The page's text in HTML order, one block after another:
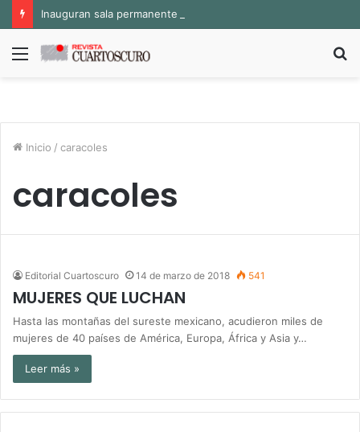
Menú
Inicio / caracoles
caracoles
Editorial Cuartoscuro 14 de marzo de 2018 541
MUJERES QUE LUCHAN
Hasta las montañas del sureste mexicano, acudieron miles de
mujeres de 40 países de América, Europa, África y Asia y…
Leer más »